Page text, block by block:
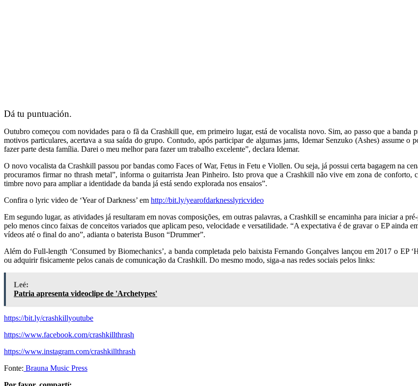
Dá tu puntuación.
Outubro começou com novidades para o fã da Crashkill que, em primeiro lugar, está de vocalista novo. Sim, ao passo que a
motivos particulares, acertava a sua saída do grupo. Contudo, após participar de algumas jams, Idemar Senzuko (Ashes) assume
fazer parte desta família. Darei o meu melhor para fazer um trabalho excelente”, declara Idemar.
O novo vocalista da Crashkill passou por bandas como Faces of War, Fetus in Fetu e Viollen. Ou seja, já possui certa bagagem na
procuramos firmar no thrash metal”, informa o guitarrista Jean Pinheiro. Isto prova que a Crashkill não vive em zona de
timbre novo para ampliar a identidade da banda já está sendo explorada nos ensaios”.
Confira o lyric video de ‘Year of Darkness’ em http://bit.ly/yearofdarknesslyricvideo
Em segundo lugar, as atividades já resultaram em novas composições, em outras palavras, a Crashkill se encaminha para iniciar a
pelo menos cinco faixas de conceitos variados que aplicam peso, velocidade e versatilidade. “A expectativa é de gravar o EP ainda
vídeos até o final do ano”, adianta o baterista Buson “Drummer”.
Além do Full-length ‘Consumed by Biomechanics’, a banda completada pelo baixista Fernando Gonçalves lançou em 2017 o EP
ou adquirir fisicamente pelos canais de comunicação da Crashkill. Do mesmo modo, siga-a nas redes sociais pelos links:
Leé:
Patria apresenta videoclipe de 'Archetypes'
https://bit.ly/crashkillyoutube
https://www.facebook.com/crashkillthrash
https://www.instagram.com/crashkillthrash
Fonte: Brauna Music Press